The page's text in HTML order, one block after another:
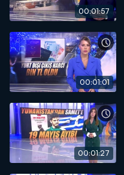
00:01:57
00:01:01
00:01:27